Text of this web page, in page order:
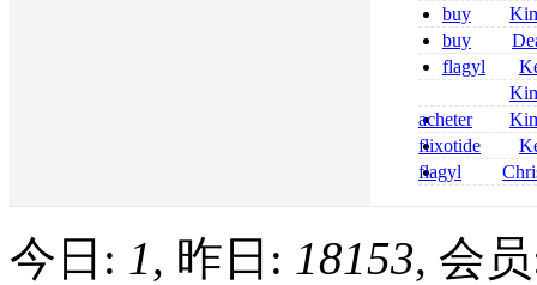
dapsone site
buy
zolpidem usa
buy
pregabalin
pregabalin
flagyl
online
bestellen
nolvadex
nolvadex
acheter
celebrex
flixotide
junior kaufen
flagyl
今日: 1, 昨日: 18153, 会